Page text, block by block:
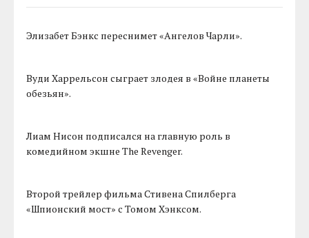
Элизабет Бэнкс переснимет «Ангелов Чарли».
Вуди Харрельсон сыграет злодея в «Войне планеты
обезьян».
Лиам Нисон подписался на главную роль в
комедийном экшне The Revenger.
Второй трейлер фильма Стивена Спилберга
«Шпионский мост» с Томом Хэнксом.